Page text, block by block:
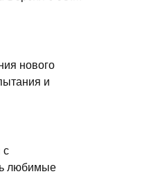
нового
и
с
любимые